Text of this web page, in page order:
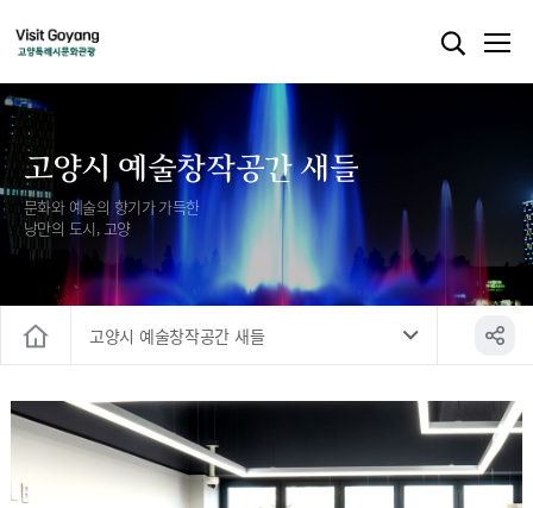
고양시 예술창작공간 새들
문화와 예술의 향기가 가득한
낭만의 도시, 고양
고양시 예술창작공간 새들